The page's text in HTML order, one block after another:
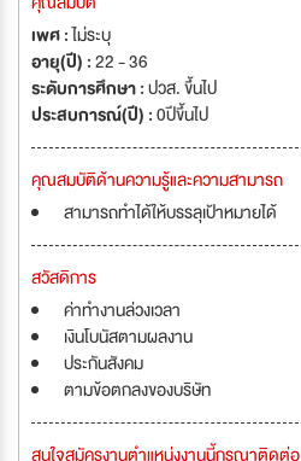
เพศ :ไม่ระบุ
อายุ(ปี) :22 - 36
ระดับการศึกษา :ปวส. ขึ้นไป
ประสบการณ์(ปี) :0ปีขึ้นไป
คุณสมบัติด้านความรู้และความสามารถ
สามารถทำได้ให้บรรลุเป้าหมายได้
สวัสดิการ
ค่าทำงานล่วงเวลา
เงินโบนัสตามผลงาน
ประกันสังคม
ตามข้อตกลงของบริษัท
สนใจสมัครงานตำแหน่งงานนี้กรุณาติดต่อ